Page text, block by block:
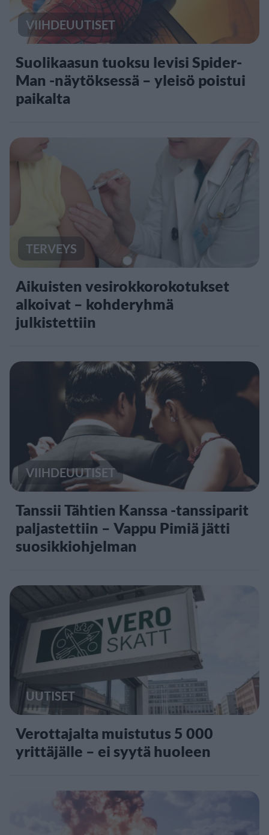
VIIHDEUUTISET
Suolikaasun tuoksu levisi Spider-
Man -näytöksessä – yleisö poistui
paikalta
TERVEYS
Aikuisten vesirokkorokotukset
alkoivat – kohderyhmä
julkistettiin
VIIHDEUUTISET
Tanssii Tähtien Kanssa -tanssiparit
paljastettiin – Vappu Pimiä jätti
suosikkiohjelman
UUTISET
Verottajalta muistutus 5 000
yrittäjälle – ei syytä huoleen